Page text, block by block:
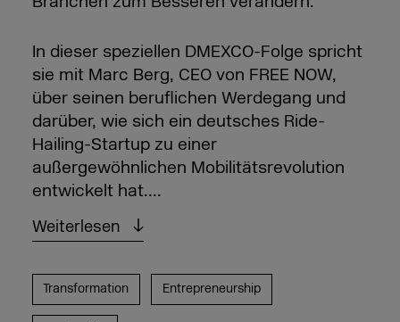
In dieser speziellen DMEXCO-Folge spricht
sie mit Marc Berg, CEO von FREE NOW,
über seinen beruflichen Werdegang und
darüber, wie sich ein deutsches Ride-
Hailing-Startup zu einer
außergewöhnlichen Mobilitätsrevolution
entwickelt hat....
Weiterlesen
Transformation Entrepreneurship